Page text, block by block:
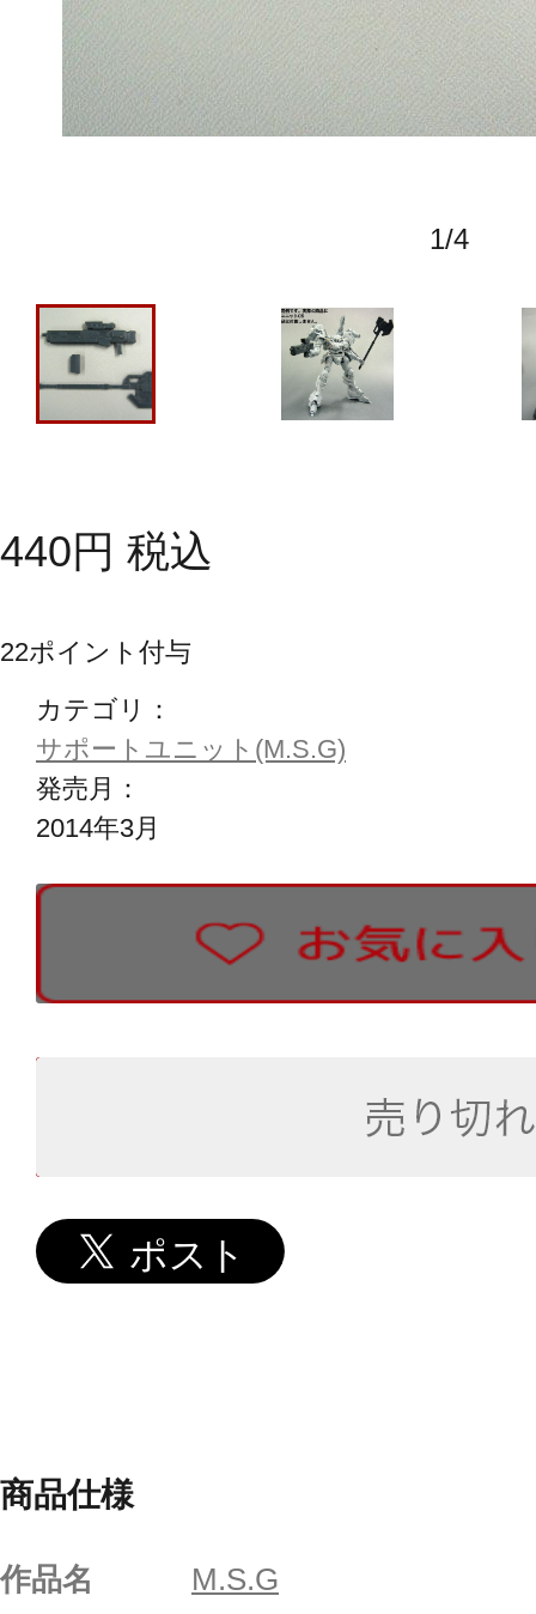
1/4
440円 税込
22ポイント付与
カテゴリ：
サポートユニット(M.S.G)
発売月：
2014年3月
商品仕様
作品名
M.S.G